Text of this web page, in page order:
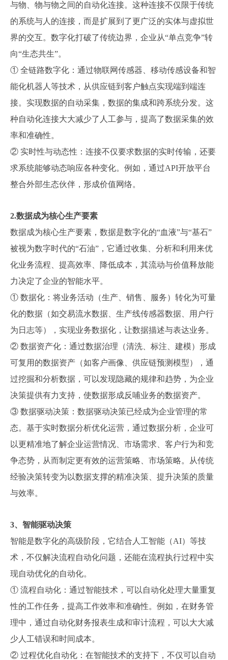
与物、物与物之间的自动化连接。这种连接不仅限于传统
的系统与人的连接，而是扩展到了更广泛的实体与虚拟世
界的交互。数字化打破了传统边界，企业从“单点竞争”转
向“生态共生”。
① 全链路数字化：通过物联网传感器、移动传感设备和智
能化机器人等技术，从供应链到客户触点实现端到端连
接。实现数据的自动采集，数据的集成和跨系统分发。这
种自动化连接大大减少了人工参与，提高了数据采集的效
率和准确性。
② 实时性与动态性：连接不仅要求数据的实时传输，还要
求系统能够动态响应各种变化。例如，通过API开放平台
整合外部生态伙伴，形成价值网络。
2.数据成为核心生产要素
数据成为核心生产要素，数据是数字化的“血液”与“基石”
被视为数字时代的“石油”，它通过收集、分析和利用来优
化业务流程、提高效率、降低成本，其流动与价值释放能
力决定了企业的智能水平。
① 数据化：将业务活动（生产、销售、服务）转化为可量
化的数据（如交易流水数据、生产线传感器数据、用户行
为日志等），实现业务数据化，让数据描述与表达业务。
② 数据资产化：通过数据治理（清洗、标注、建模）形成
可复用的数据资产（如客户画像、供应链预测模型），通
过挖掘和分析数据，可以发现隐藏的规律和趋势，为企业
决策提供有力支持，使数据形成反哺业务的数据资产。
③ 数据驱动决策：数据驱动决策已经成为企业管理的常
态。基于实时数据分析优化运营，通过数据分析，企业可
以更精准地了解企业运营情况、市场需求、客户行为和竞
争态势，从而制定更有效的运营策略、市场策略。从传统
经验决策转变为以数据支撑的精准决策、提升决策的质量
与效率。
3、智能驱动决策
智能是数字化的高级阶段，它结合人工智能（AI）等技
术，不仅解决流程自动化问题，还能在流程执行过程中实
现自动优化的自动化。
① 流程自动化：通过智能技术，可以自动化处理大量重复
性的工作任务，提高工作效率和准确性。例如，在财务管
理中，通过自动化财务报表生成和审计流程，可以大大减
少人工错误和时间成本。
② 过程优化自动化：在智能技术的支持下，不仅可以自动